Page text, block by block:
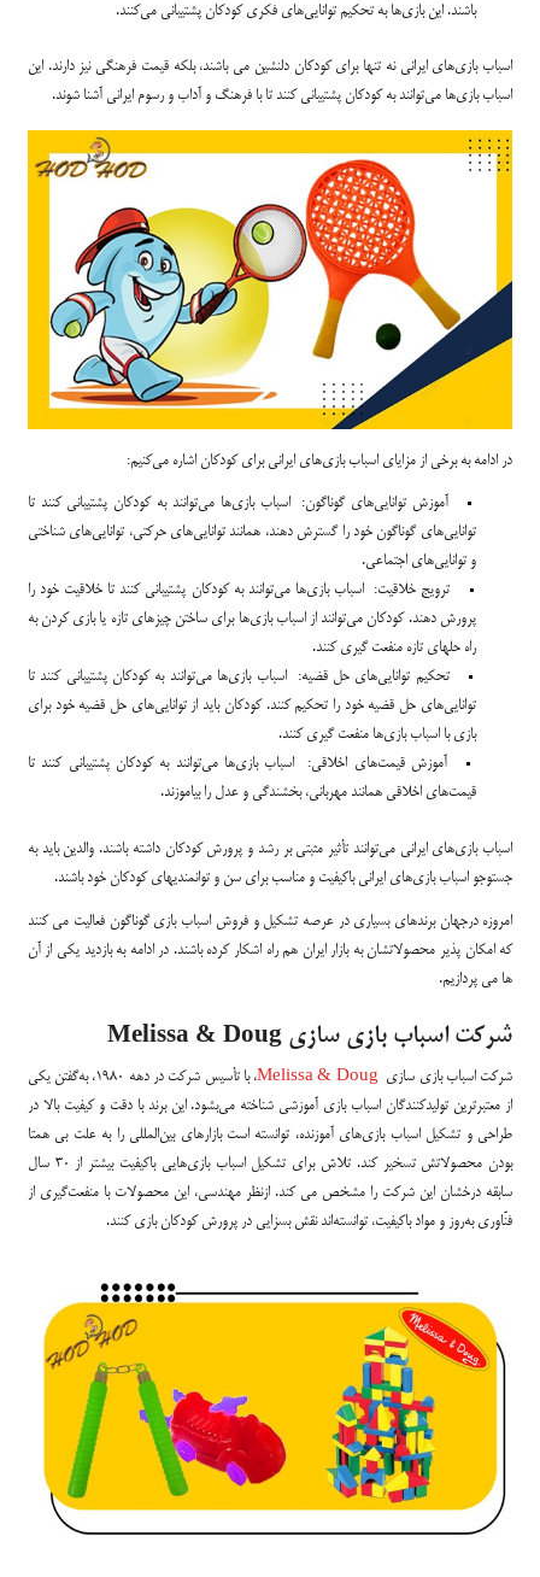
باشند. این بازی‌ها به تحکیم توانایی‌های فکری کودکان پشتیبانی می‌کنند.
اسباب بازی‌های ایرانی نه تنها برای کودکان دلنشین می باشند، بلکه قیمت فرهنگی نیز دارند. این
اسباب بازی‌ها می‌توانند به کودکان پشتیبانی کنند تا با فرهنگ و آداب و رسوم ایرانی آشنا شوند.
در ادامه به برخی از مزایای اسباب بازی‌های ایرانی برای کودکان اشاره می‌کنیم:
آموزش توانایی‌های گوناگون: اسباب بازی‌ها می‌توانند به کودکان پشتیبانی کنند تا
توانایی‌های گوناگون خود را گسترش دهند، همانند توانایی‌های حرکتی، توانایی‌های شناختی
و توانایی‌های اجتماعی.
ترویج خلاقیت: اسباب بازی‌ها می‌توانند به کودکان پشتیبانی کنند تا خلاقیت خود را
پرورش دهند. کودکان می‌توانند از اسباب بازی‌ها برای ساختن چیزهای تازه یا بازی کردن به
راه حلهای تازه منفعت گیری کنند.
تحکیم توانایی‌های حل قضیه: اسباب بازی‌ها می‌توانند به کودکان پشتیبانی کنند تا
توانایی‌های حل قضیه خود را تحکیم کنند. کودکان باید از توانایی‌های حل قضیه خود برای
بازی با اسباب بازی‌ها منفعت گیری کنند.
آموزش قیمت‌های اخلاقی: اسباب بازی‌ها می‌توانند به کودکان پشتیبانی کنند تا
قیمت‌های اخلاقی همانند مهربانی، بخشندگی و عدل را بیاموزند.
اسباب بازی‌های ایرانی می‌توانند تأثیر مثبتی بر رشد و پرورش کودکان داشته باشند. والدین باید به
جستوجو اسباب بازی‌های ایرانی باکیفیت و مناسب برای سن و توانمندیهای کودکان خود باشند.
امروزه درجهان برندهای بسیاری در عرصه تشکیل و فروش اسباب بازی گوناگون فعالیت می کنند
که امکان پذیر محصولاتشان به بازار ایران هم راه اشکار کرده باشند. در ادامه به بازدید یکی از آن
ها می پردازیم.
شرکت اسباب بازی سازی
شرکت اسباب بازی سازیMelissa & Doug
، با تأسیس شرکت در دهه ۱۹۸۰، به‌گفتن یکی
از معتبرترین تولیدکنندگان اسباب بازی آموزشی شناخته می‌بشود. این برند با دقت و کیفیت بالا در
طراحی و تشکیل اسباب بازی‌های آموزنده، توانسته است بازارهای بین‌المللی را به علت بی همتا
بودن محصولاتش تسخیر کند. تلاش برای تشکیل اسباب بازی‌هایی باکیفیت بیشتر از ۳۰ سال
سابقه درخشان این شرکت را مشخص می کند. ازنظر مهندسی، این محصولات با منفعت‌گیری از
فنّاوری به‌روز و مواد باکیفیت، توانسته‌اند نقش بسزایی در پرورش کودکان بازی کنند.